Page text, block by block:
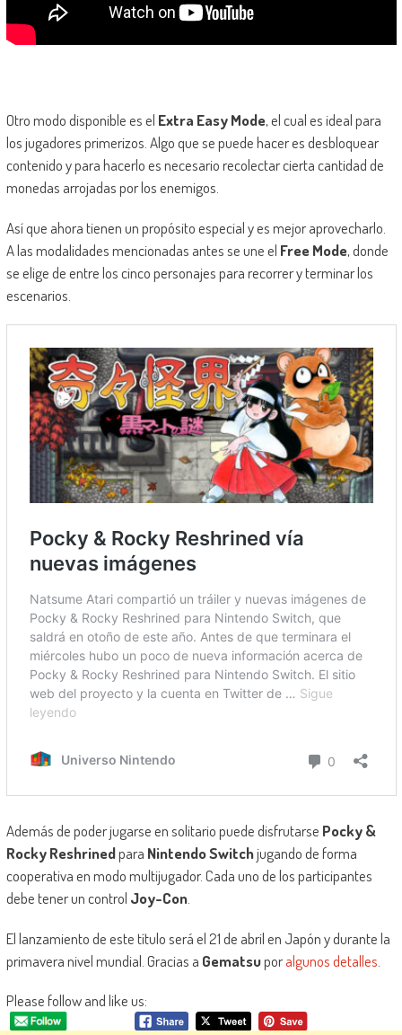
Otro modo disponible es el Extra Easy Mode, el cual es ideal para
los jugadores primerizos. Algo que se puede hacer es desbloquear
contenido y para hacerlo es necesario recolectar cierta cantidad de
monedas arrojadas por los enemigos.
Así que ahora tienen un propósito especial y es mejor aprovecharlo.
A las modalidades mencionadas antes se une el Free Mode, donde
se elige de entre los cinco personajes para recorrer y terminar los
escenarios.
Además de poder jugarse en solitario puede disfrutarse Pocky &
Rocky Reshrinedpara Nintendo Switchjugando de forma
cooperativa en modo multijugador. Cada uno de los participantes
debe tener un control Joy-Con.
El lanzamiento de este título será el 21 de abril en Japón y durante la
primavera nivel mundial. Gracias a Gematsuporalgunos detalles
Please follow and like us: